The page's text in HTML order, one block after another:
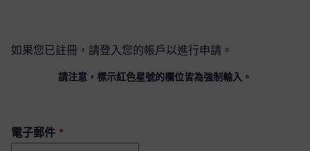
如果您已註冊，請登入您的帳戶以進行申請。
請注意，標示紅色星號的欄位皆為強制輸入。
電子郵件 *